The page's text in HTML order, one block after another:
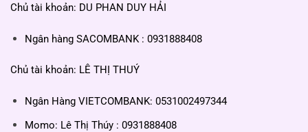
Chủ tài khoản: DU PHAN DUY HẢI
Ngân hàng SACOMBANK : 0931888408
Chủ tài khoản: LÊ THỊ THUÝ
Ngân Hàng VIETCOMBANK: 0531002497344
Momo: Lê Thị Thúy : 0931888408